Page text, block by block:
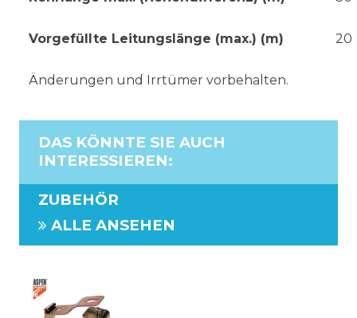
Vorgefüllte Leitungslänge (max.) (m) 20
Änderungen und Irrtümer vorbehalten.
DAS KÖNNTE SIE AUCH
INTERESSIEREN:
ZUBEHÖR
ALLE ANSEHEN